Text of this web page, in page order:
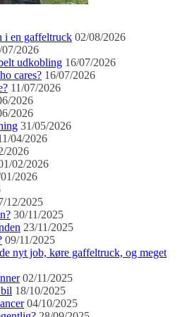
i en gaffeltruck 02/08/2026
07/2026
udkobling 16/07/2026
cares? 16/07/2026
11/07/2026
2026
2026
31/05/2026
04/2026
2026
02/2026
2026
12/2025
30/11/2025
23/11/2025
09/11/2025
nyt job, køre gaffeltruck, og meget
02/11/2025
18/10/2025
04/10/2025